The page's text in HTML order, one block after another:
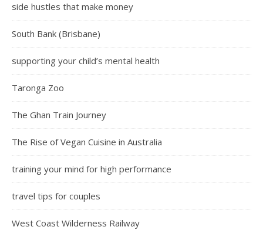
side hustles that make money
South Bank (Brisbane)
supporting your child’s mental health
Taronga Zoo
The Ghan Train Journey
The Rise of Vegan Cuisine in Australia
training your mind for high performance
travel tips for couples
West Coast Wilderness Railway